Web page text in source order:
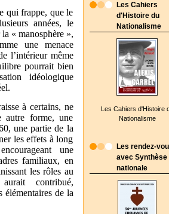
Les Cahiers
d'Histoire du
Nationalisme
Les Cahiers d'Histoire
Nationalisme
Les rendez-
avec Synthèse
nationale
qui frappe, que le
années, le
« manosphère »,
une menace
l’intérieur même
pourrait bien
idéologique
à certains, ne
autre forme, une
une partie de la
les effets à long
une
familiaux, en
les rôles au
contribué,
élémentaires de la